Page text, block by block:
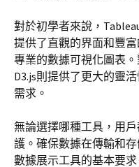
對於初學者來說，
提供了直觀的界面和豐
專業的數據可視化圖表
D3.js則提供了更大的靈
需求。
無論選擇哪種工具，用
護。確保數據在傳輸和
數據展示工具的基本要求